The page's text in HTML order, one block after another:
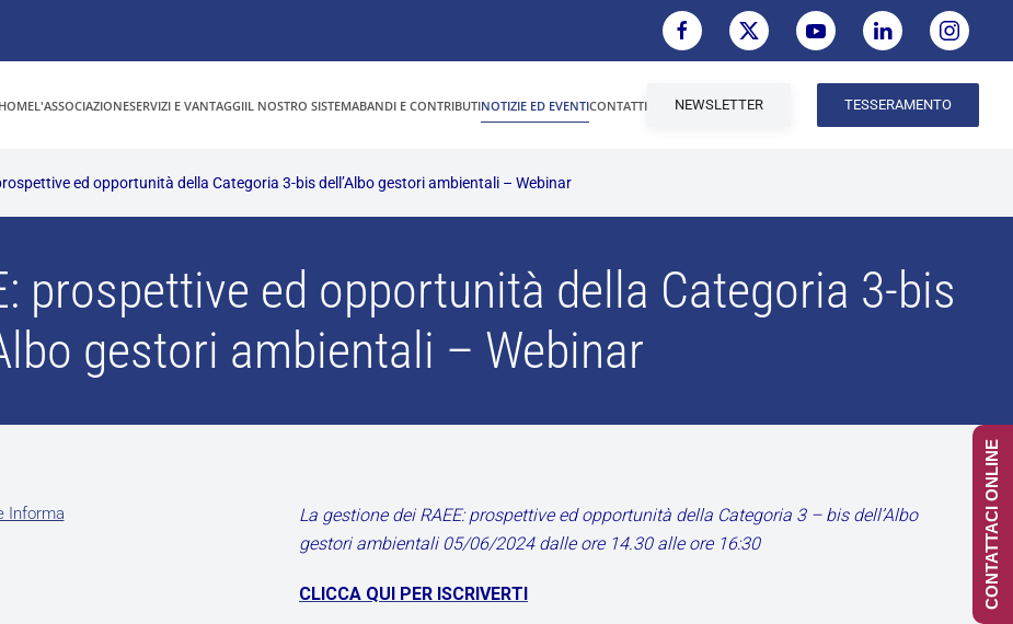
HOMEL'ASSOCIAZIONESERVIZI E VANTAGGIIL NOSTRO SISTEMABANDI E CONTRIBUTINOTIZIE ED EVENTICONTATTI NEWSLETTER TESSERAMENTO
ed opportunità della Categoria 3-bis dell’Albo gestori ambientali – Webinar
prospettive ed opportunità della Categoria 3-bis
gestori ambientali – Webinar
Informa
La gestione dei RAEE: prospettive ed opportunità della Categoria 3 – bis dell’Albo
gestori ambientali 05/06/2024 dalle ore 14.30 alle ore 16:30
CLICCA QUI PER ISCRIVERTI CONTATTACI ONLINE